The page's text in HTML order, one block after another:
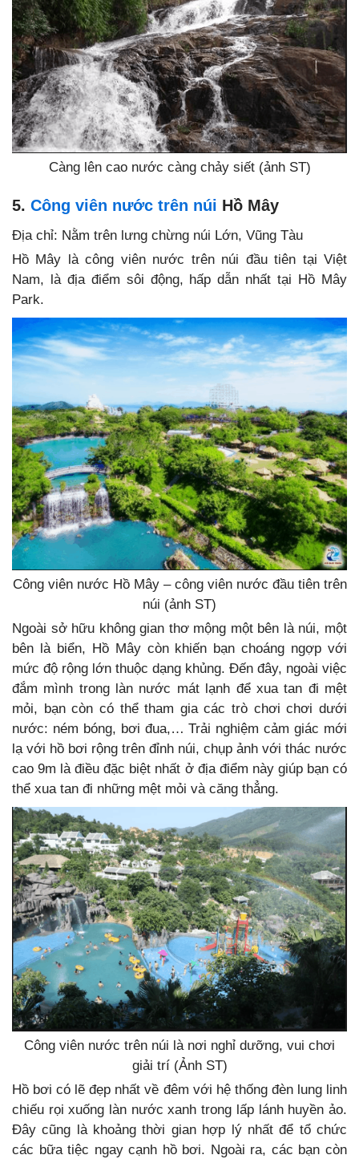
Càng lên cao nước càng chảy siết (ảnh ST)
5. Công viên nước trên núi Hồ Mây
Địa chỉ: Nằm trên lưng chừng núi Lớn, Vũng Tàu
Hồ Mây là công viên nước trên núi đầu tiên tại Việt
Nam, là địa điểm sôi động, hấp dẫn nhất tại Hồ Mây
Park.
Công viên nước Hồ Mây – công viên nước đầu tiên trên
núi (ảnh ST)
Ngoài sở hữu không gian thơ mộng một bên là núi, một
bên là biển, Hồ Mây còn khiến bạn choáng ngợp với
mức độ rộng lớn thuộc dạng khủng. Đến đây, ngoài việc
đắm mình trong làn nước mát lạnh để xua tan đi mệt
mỏi, bạn còn có thể tham gia các trò chơi chơi dưới
nước: ném bóng, bơi đua,… Trải nghiệm cảm giác mới
lạ với hồ bơi rộng trên đỉnh núi, chụp ảnh với thác nước
cao 9m là điều đặc biệt nhất ở địa điểm này giúp bạn có
thể xua tan đi những mệt mỏi và căng thẳng.
Công viên nước trên núi là nơi nghỉ dưỡng, vui chơi
giải trí (Ảnh ST)
Hồ bơi có lẽ đẹp nhất về đêm với hệ thống đèn lung linh
chiếu rọi xuống làn nước xanh trong lấp lánh huyền ảo.
Đây cũng là khoảng thời gian hợp lý nhất để tổ chức
các bữa tiệc ngay cạnh hồ bơi. Ngoài ra, các bạn còn